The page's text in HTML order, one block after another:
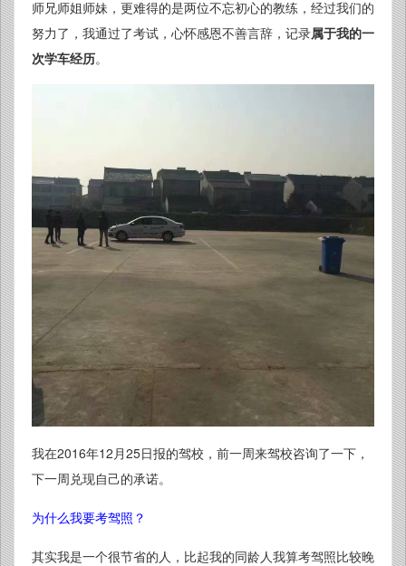
师兄师姐师妹，更难得的是两位不忘初心的教练，经过我们的
努力了，我通过了考试，心怀感恩不善言辞，记录属于我的一
次学车经历。
我在2016年12月25日报的驾校，前一周来驾校咨询了一下，
下一周兑现自己的承诺。
为什么我要考驾照？
其实我是一个很节省的人，比起我的同龄人我算考驾照比较晚